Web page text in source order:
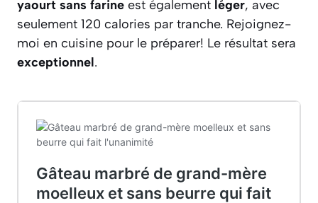
yaourt sans farine est également léger, avec
seulement 120 calories par tranche. Rejoignez-
moi en cuisine pour le préparer! Le résultat sera
exceptionnel.